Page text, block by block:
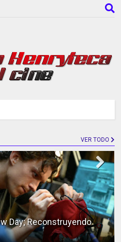
VER TODO
Day; Reconstruyendo